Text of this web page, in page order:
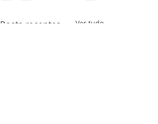
Posts recentes Ver tudo